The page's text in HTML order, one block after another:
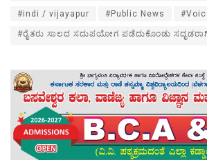
#indi / vijayapur #Public News
#ರೈತರು ಸಾಲದ ಸದುಪಯೋಗ ಪಡೆದುಕೊಂಡು